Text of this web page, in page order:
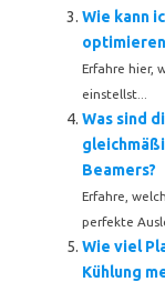
Wie kann
Erfahre hier,
einstellst...
Was sind
Beamers?
Erfahre,
perfekte
Wie viel
Kühlung